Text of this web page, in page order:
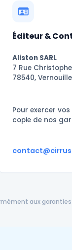
Éditeur &
Aliston SARL
7 Rue
78540,
Pour exercer
copie de nos
aux garanties